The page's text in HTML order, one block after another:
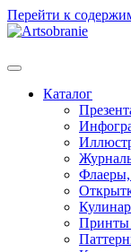
Перейти к
Каталог
Флаеры,
Принты